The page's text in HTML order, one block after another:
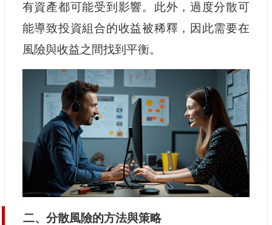
有資產都可能受到影響。此外，過度分散可
能導致投資組合的收益被稀釋，因此需要在
風險與收益之間找到平衡。
二、分散風險的方法與策略